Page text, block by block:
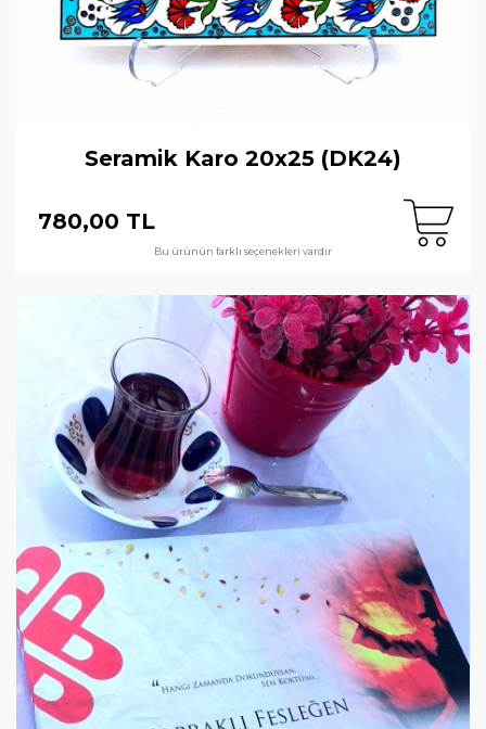
Seramik Karo 20x25 (DK24)
780,00 TL
Bu ürünün farklı seçenekleri vardır